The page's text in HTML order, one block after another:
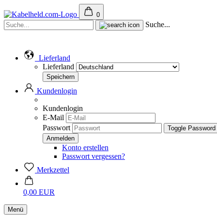
0
Suche...
Lieferland
Lieferland
Kundenlogin
Kundenlogin
E-Mail
Passwort
Toggle
Konto erstellen
Passwort vergessen?
Merkzettel
0,00 EUR
Menü